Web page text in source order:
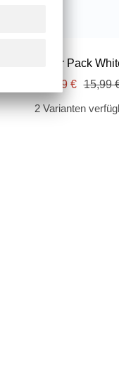
Logo 2er Pack
Angebotspreis
9,99 €
Preis
15,99
2 Varianten